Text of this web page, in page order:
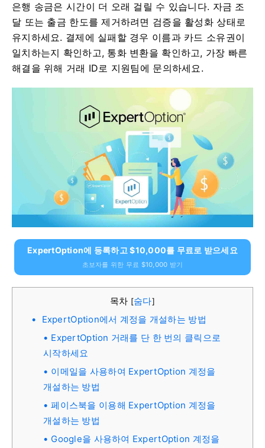
은행 송금은 시간이 더 오래 걸릴 수 있습니다. 자금 조
달 또는 출금 한도를 제거하려면 검증을 활성화 상태로
유지하세요. 결제에 실패할 경우 이름과 카드 소유권이
일치하는지 확인하고, 통화 변환을 확인하고, 가장 빠른
해결을 위해 거래 ID로 지원팀에 문의하세요.
ExpertOption에 등록하고 $10,000를 무료로 받으세요
초보자를 위한 무료 $10,000 받기
목차 [숨다]
ExpertOption에서 계정을 개설하는 방법
ExpertOption 거래를 단 한 번의 클릭으로
시작하세요
이메일을 사용하여 ExpertOption 계정을
개설하는 방법
페이스북을 이용해 ExpertOption 계정을
개설하는 방법
Google을 사용하여 ExpertOption 계정을